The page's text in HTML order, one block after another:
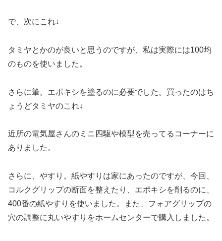
で、次にこれ↓
タミヤとかのが良いと思うのですが、私は実際には100均
のものを使いました。
さらに筆。エポキシを塗るのに必要でした。買ったのはち
ょうどタミヤのこれ↓
近所の電気屋さんのミニ四駆や模型を売ってるコーナーに
ありました。
さらに、やすり。紙やすりは家にあったのですが、今回、
コルクグリップの断面を整えたり、エポキシを削るのに、
400番の紙やすりを使いました。また、フォアグリップの
穴の調整に丸いやすりをホームセンターで購入しました。